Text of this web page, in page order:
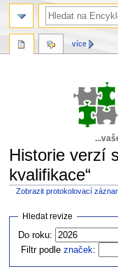
Historie verzí
kvalifikace“
Zobrazit protokolovací
Skočit
navigaci
Skočit
vyhledávání
Hledat revize
Do roku:
Filtr podleznaček:
více